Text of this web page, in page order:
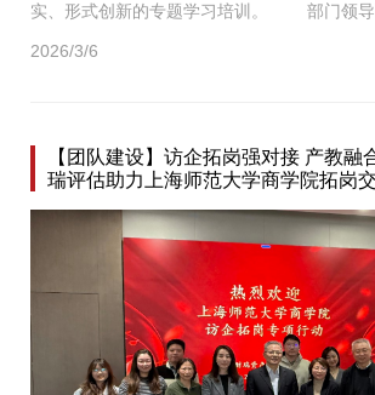
实、形式创新的专题学习培训。 部门领导
2026/3/6
【团队建设】访企拓岗强对接 产教
瑞评估助力上海师范大学商学院拓岗